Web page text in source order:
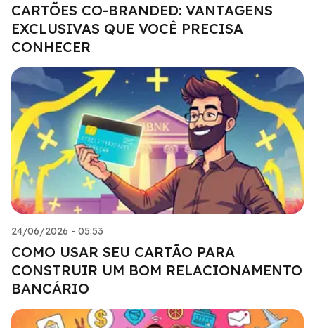
CARTÕES CO-BRANDED: VANTAGENS
EXCLUSIVAS QUE VOCÊ PRECISA
CONHECER
24/06/2026 - 05:53
COMO USAR SEU CARTÃO PARA
CONSTRUIR UM BOM RELACIONAMENTO
BANCÁRIO